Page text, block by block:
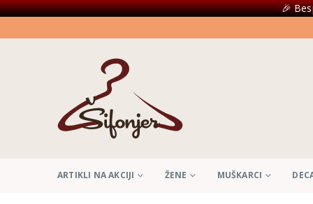
🎉
ARTIKLI NA AKCIJI ŽENE MUŠKARCI